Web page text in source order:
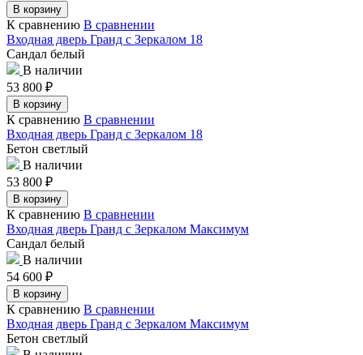
В корзину
К сравнению В сравнении
Входная дверь Гранд с Зеркалом 18
Сандал белый
В наличии
53 800 ₽
В корзину
К сравнению В сравнении
Входная дверь Гранд с Зеркалом 18
Бетон светлый
В наличии
53 800 ₽
В корзину
К сравнению В сравнении
Входная дверь Гранд с Зеркалом Максимум
Сандал белый
В наличии
54 600 ₽
В корзину
К сравнению В сравнении
Входная дверь Гранд с Зеркалом Максимум
Бетон светлый